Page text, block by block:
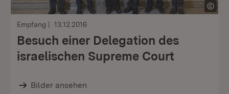
Empfang 13.12.2016
Besuch einer Delegation des
israelischen Supreme Court
Bilder ansehen